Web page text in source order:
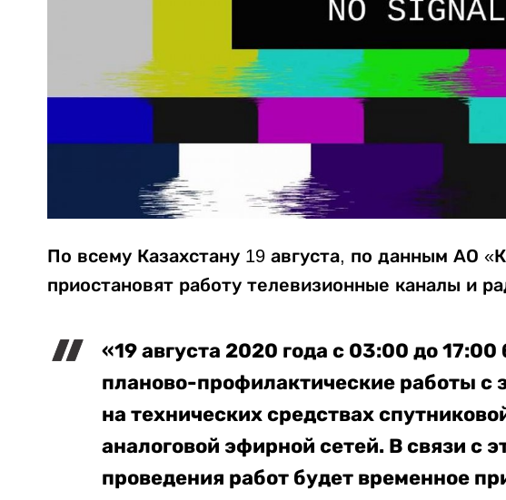
По всему Казахстану 19 августа, по данным АО
приостановят работу телевизионные каналы и
«19 августа 2020 года с 03:00 до 17:00
планово-профилактические работы с
на технических средствах
аналоговой эфирной сетей. В связи с
проведения работ будет временное